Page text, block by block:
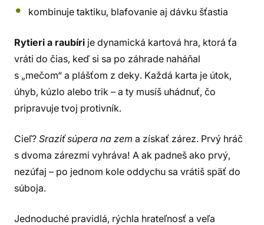
kombinuje taktiku, blafovanie aj dávku šťastia
Rytieri a raubíri je dynamická kartová hra, ktorá ťa
vráti do čias, keď si sa po záhrade naháňal
s „mečom“ a plášťom z deky. Každá karta je útok,
úhyb, kúzlo alebo trik – a ty musíš uhádnuť, čo
pripravuje tvoj protivník.
Cieľ? Sraziť súpera na zem a získať zárez. Prvý hráč
s dvoma zárezmi vyhráva! A ak padneš ako prvý,
nezúfaj – po jednom kole oddychu sa vrátiš späť do
súboja.
Jednoduché pravidlá, rýchla hrateľnosť a veľa